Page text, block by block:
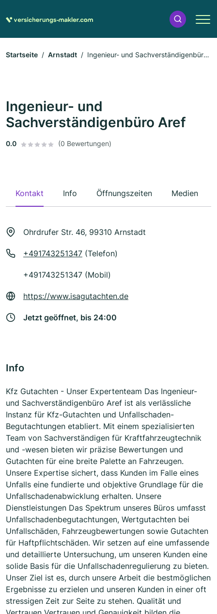
Startseite Arnstadt
Ingenieur- und Sachverständigenbüro
Ingenieur- und
Sachverständigenbüro Aref
0.0 (0 Bewertungen)
Kontakt Info Öffnungszeiten Medien
Ohrdrufer Str. 46, 99310 Arnstadt
+491743251347 (Telefon)
+491743251347 (Mobil)
https://www.isagutachten.de
Jetzt geöffnet, bis 24:00
Info
Kfz Gutachten - Unser Expertenteam Das Ingenieur-
und Sachverständigenbüro Aref ist als verlässliche
Instanz für Kfz-Gutachten und Unfallschaden-
Begutachtungen etabliert. Mit einem spezialisierten
Team von Sachverständigen für Kraftfahrzeugtechnik
und -wesen bieten wir präzise Bewertungen und
Gutachten für eine breite Palette an Fahrzeugen.
Unsere Expertise sichert, dass Kunden im Falle eines
Unfalls eine fundierte und objektive Grundlage für die
Unfallschadenabwicklung erhalten. Unsere
Dienstleistungen Das Spektrum unseres Büros umfasst
Unfallschadenbegutachtungen, Wertgutachten bei
Unfallschäden, Fahrzeugbewertungen sowie Gutachten
für Haftpflichtschäden. Wir setzen auf eine umfassende
und detaillierte Untersuchung, um unseren Kunden eine
solide Basis für die Unfallschadenregulierung zu bieten.
Unser Ziel ist es, durch unsere Arbeit die bestmöglichen
Ergebnisse zu erzielen und unseren Kunden in einer oft
stressigen Zeit zur Seite zu stehen. Qualität und